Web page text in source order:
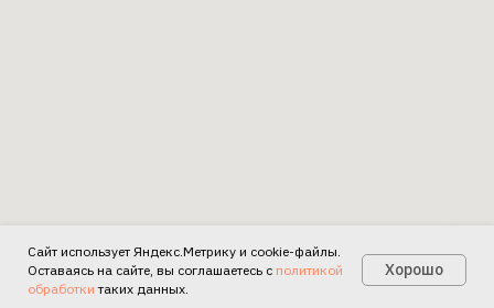
Есть вопросы?
Сайт использует Яндекс.Метрику и cookie-файлы.
Оставаясь на сайте, вы соглашаетесь с политикой
обработки таких данных.
Хорошо